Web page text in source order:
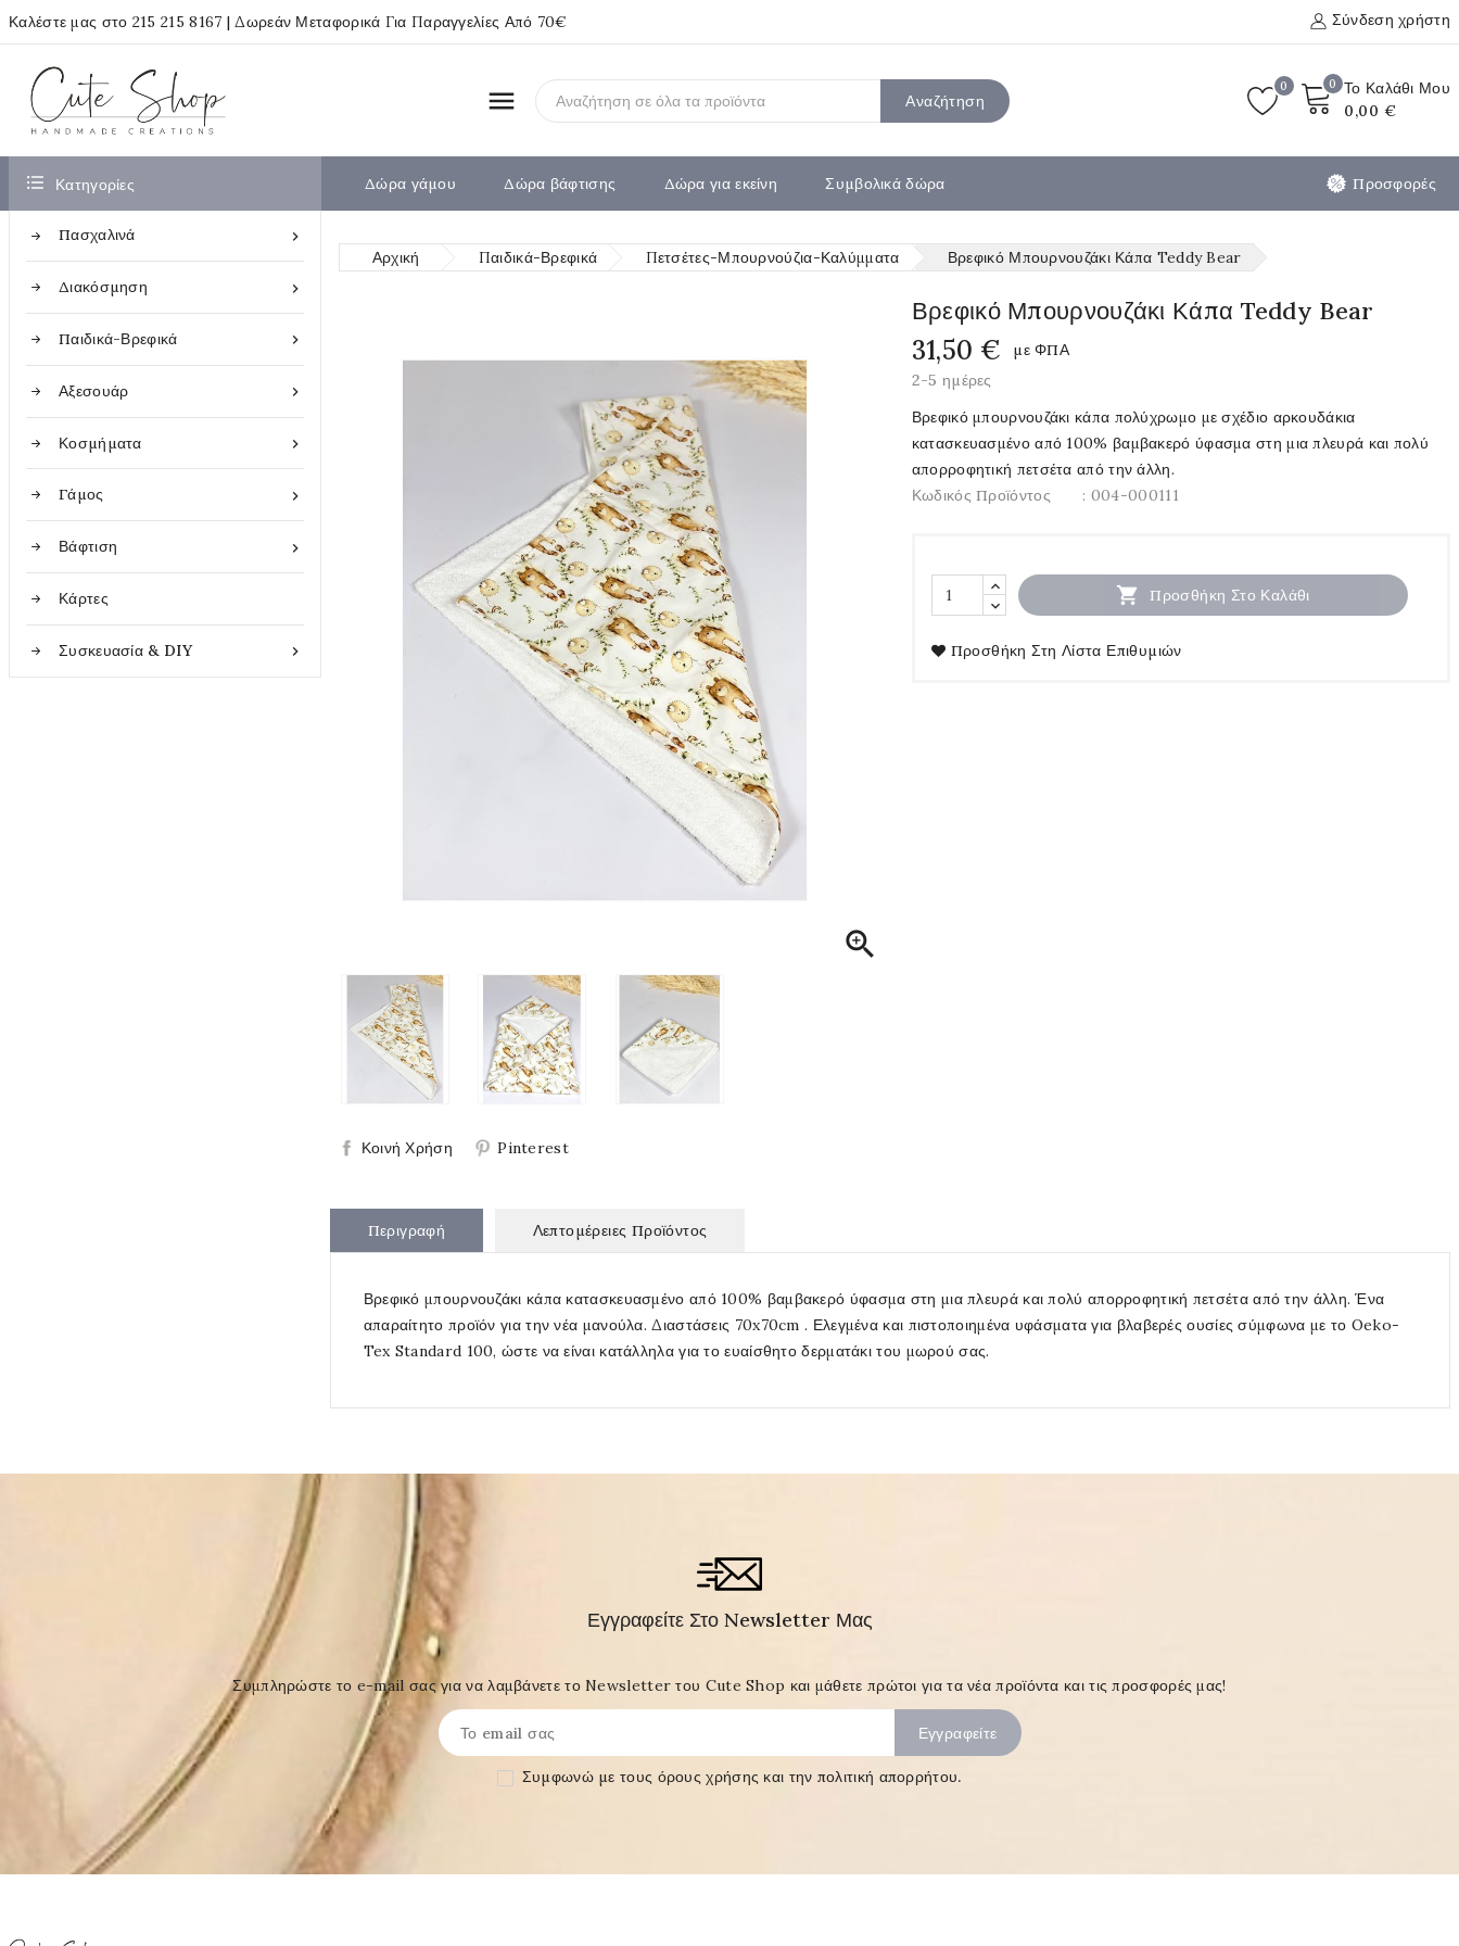
Καλέστε μας στο 215 215 8167 | Δωρεάν Μεταφορικά Για Παραγγελίες Από 70€ Σύνδεση χρήστη

0 Το Καλάθι Μου
0,00 €
Αναζήτηση
0
 Κατηγορίες

Πασχαλινά

Διακόσμηση

Παιδικά-Βρεφικά

Αξεσουάρ

Κοσμήματα

Γάμος

Βάφτιση
Κάρτες

Συσκευασία & DIY
Δώρα γάμου Δώρα βάφτισης Δώρα για εκείνη Συμβολικά δώρα Προσφορές
Αρχική Παιδικά-Βρεφικά Πετσέτες-Μπουρνούζια-Καλύμματα Βρεφικό Μπουρνουζάκι Κάπα Teddy Bear

Κοινή Χρήση Pinterest
Βρεφικό Μπουρνουζάκι Κάπα Teddy Bear
31,50 €
με ΦΠΑ
2-5 ημέρες
Βρεφικό μπουρνουζάκι κάπα πολύχρωμο με σχέδιο αρκουδάκια
κατασκευασμένο από 100% βαμβακερό ύφασμα στη μια πλευρά και πολύ
απορροφητική πετσέτα από την άλλη.
Κωδικός Προϊόντος
: 004-000111
 Προσθήκη Στο Καλάθι
Προσθήκη Στη Λίστα Επιθυμιών
Περιγραφή Λεπτομέρειες Προϊόντος
Βρεφικό μπουρνουζάκι κάπα κατασκευασμένο από 100% βαμβακερό ύφασμα στη μια πλευρά και πολύ απορροφητική πετσέτα από την άλλη. Ένα
απαραίτητο προϊόν για την νέα μανούλα. Διαστάσεις 70x70cm . Ελεγμένα και πιστοποιημένα υφάσματα για βλαβερές ουσίες σύμφωνα με το Oeko-
Tex Standard 100, ώστε να είναι κατάλληλα για το ευαίσθητο δερματάκι του μωρού σας.
Εγγραφείτε Στο Newsletter Μας
Συμπληρώστε το e-mail σας για να λαμβάνετε το Newsletter του Cute Shop και μάθετε πρώτοι για τα νέα προϊόντα και τις προσφορές μας!
Συμφωνώ με τους όρους χρήσης και την πολιτική απορρήτου.